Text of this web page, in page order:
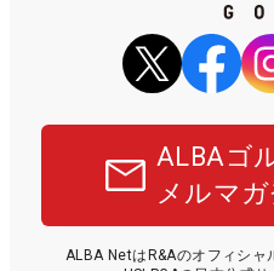
ALBAゴ
メルマ
ALBA NetはR&Aのオフィシ